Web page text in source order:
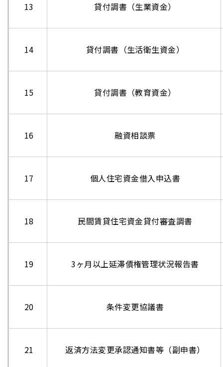
13 貸付調書（生業資金）
14 貸付調書（生活衛生資金）
15 貸付調書（教育資金）
16 融資相談票
17 個人住宅資金借入申込書
18 民間賃貸住宅資金貸付審査調書
19 3ヶ月以上延滞債権管理状況報告書
20 条件変更協議書
21 返済方法変更承認通知書等（副申書）